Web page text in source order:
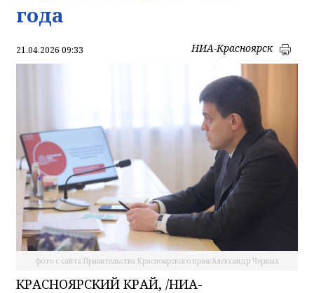
года
21.04.2026 09:33 НИА-Красноярск
фото с сайта Правительства Красноярского края/Александр Черных
КРАСНОЯРСКИЙ КРАЙ, /НИА-